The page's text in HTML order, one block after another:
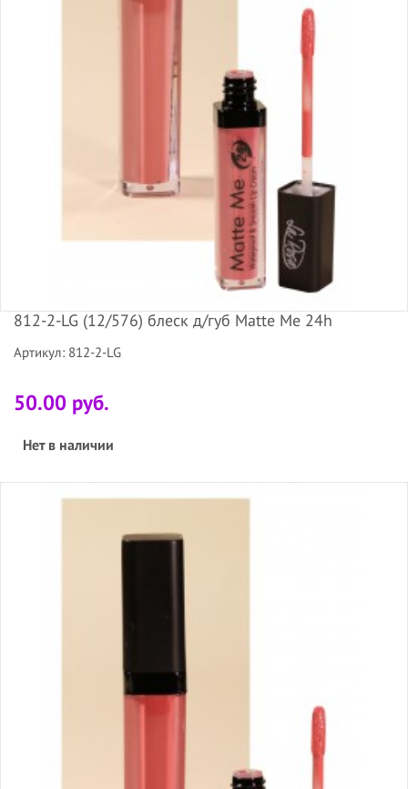
812-2-LG (12/576) блеск д/губ Matte Me 24h
Артикул: 812-2-LG
50.00 руб.
Нет в наличии